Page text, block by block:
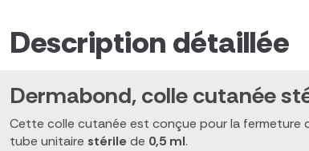
Description détaillée
Dermabond, colle cutanée
Cette colle cutanée est conçue pour la fermeture
tube unitaire stérile de 0,5 ml.